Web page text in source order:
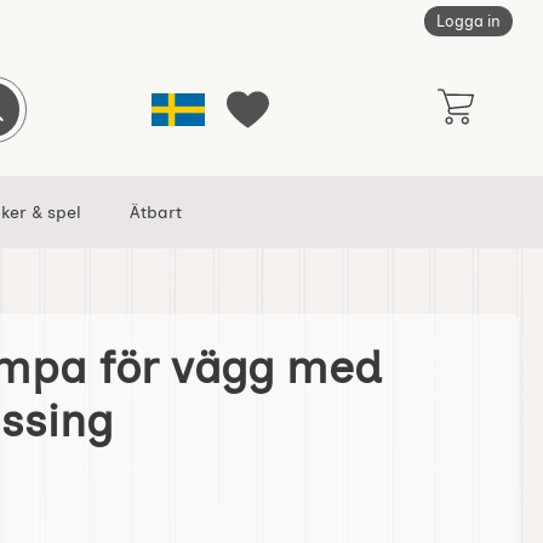
Logga in
Sverige Mina favoriter
sökning
& spel Ätbart
spegel mässing som favorit
för vägg med
för vägg med spegel mässing